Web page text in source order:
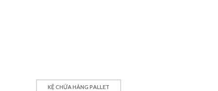
KỆ CHỨA HÀNG PALLET